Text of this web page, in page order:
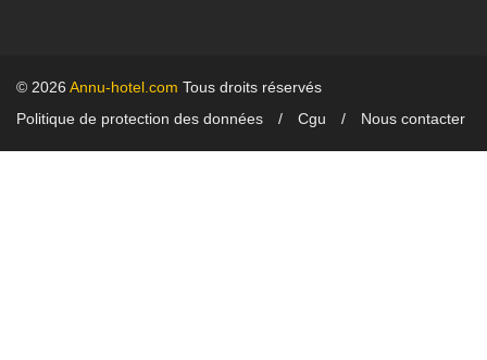
© 2026 Annu-hotel.com Tous droits réservés
Politique de protection des données
Cgu Nous contacter